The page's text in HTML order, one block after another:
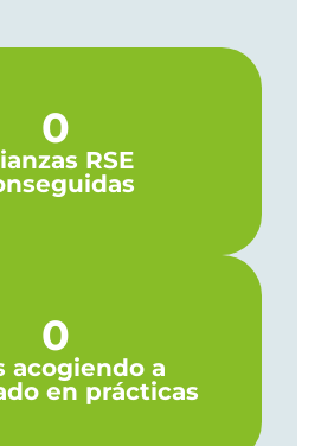
0
RSE
0
acogiendo a
en prácticas